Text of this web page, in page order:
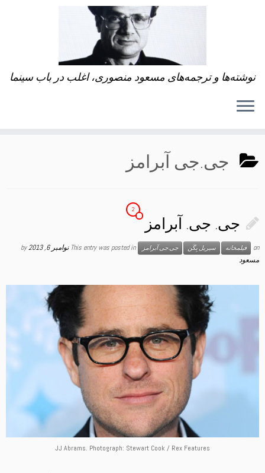
نوشته‌ها و ترجمه‌های مسعود منصوری، اغلب در باب سینما
جی.جی آبرامز
جی. جی. آبرامز
2
This entry was posted in جی.جی آبرامز سیریل بِگَن فیلمخانه on نوامبر 6, 2013
by
مسعود
JJ Abrams. Photograph: Stewart Cook / Rex Features